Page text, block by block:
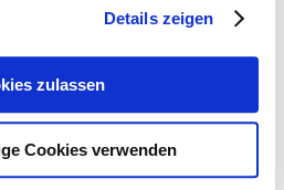
Details zeigen
zulassen
Cookies verwenden
AG, München